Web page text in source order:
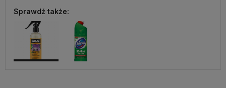
Sprawdź także: